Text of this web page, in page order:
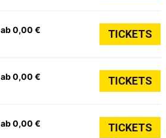
ab 0,00 € TICKETS
ab 0,00 € TICKETS
ab 0,00 € TICKETS